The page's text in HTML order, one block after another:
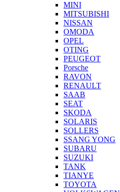
MINI
MITSUBISHI
NISSAN
OMODA
OPEL
OTING
PEUGEOT
Porsche
RAVON
RENAULT
SAAB
SEAT
SKODA
SOLARIS
SOLLERS
SSANG YONG
SUBARU
SUZUKI
TANK
TIANYE
TOYOTA